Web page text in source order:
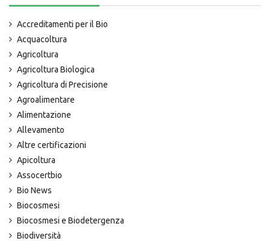
Accreditamenti per il Bio
Acquacoltura
Agricoltura
Agricoltura Biologica
Agricoltura di Precisione
Agroalimentare
Alimentazione
Allevamento
Altre certificazioni
Apicoltura
Assocertbio
Bio News
Biocosmesi
Biocosmesi e Biodetergenza
Biodiversità